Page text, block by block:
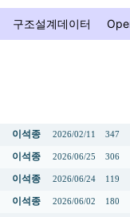
구조설계데이터
이석종 2026/02/11 347
이석종 2026/06/25 306
이석종 2026/06/24 119
이석종 2026/06/02 180